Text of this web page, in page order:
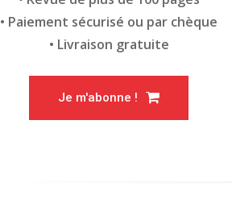
• Paiement sécurisé ou par chèque
• Livraison gratuite
Je m'abonne !